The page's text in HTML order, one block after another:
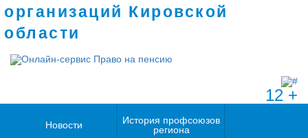
организаций Кировской
области
12 +
Новости
История профсоюзов
региона